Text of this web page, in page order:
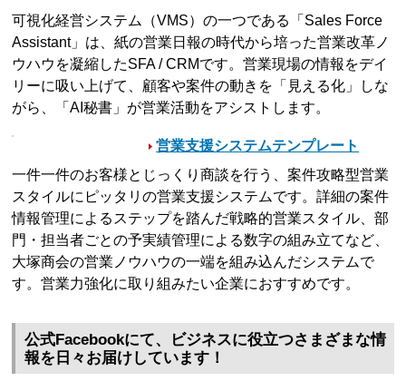
可視化経営システム（VMS）の一つである「Sales Force
Assistant」は、紙の営業日報の時代から培った営業改革ノ
ウハウを凝縮したSFA / CRMです。営業現場の情報をデイ
リーに吸い上げて、顧客や案件の動きを「見える化」しな
がら、「AI秘書」が営業活動をアシストします。
営業支援システムテンプレート
一件一件のお客様とじっくり商談を行う、案件攻略型営業
スタイルにピッタリの営業支援システムです。詳細の案件
情報管理によるステップを踏んだ戦略的営業スタイル、部
門・担当者ごとの予実績管理による数字の組み立てなど、
大塚商会の営業ノウハウの一端を組み込んだシステムで
す。営業力強化に取り組みたい企業におすすめです。
公式Facebookにて、ビジネスに役立つさまざまな情
報を日々お届けしています！